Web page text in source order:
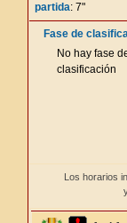
partida: 7"
Fase de
No hay fase
clasificación
Los horarios